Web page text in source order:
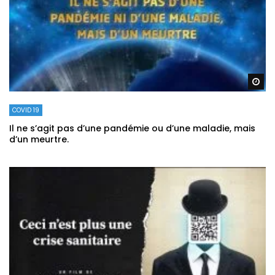
COVID 19
Il ne s’agit pas d’une pandémie ou d’une maladie, mais
d’un meurtre.